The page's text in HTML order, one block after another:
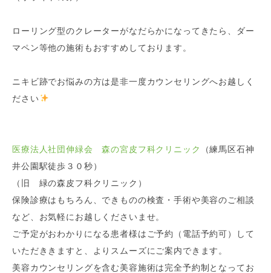
ローリング型のクレーターがなだらかになってきたら、ダー
マペン等他の施術もおすすめしております。
ニキビ跡でお悩みの方は是非一度カウンセリングへお越しく
ださい
医療法人社団伸緑会 森の宮皮フ科クリニック
（練馬区石神
井公園駅徒歩３０秒）
（旧 緑の森皮フ科クリニック）
保険診療はもちろん、できものの検査・手術や美容のご相談
など、お気軽にお越しくださいませ。
ご予定がおわかりになる患者様はご予約（電話予約可）して
いただききますと、よりスムーズにご案内できます。
美容カウンセリングを含む美容施術は完全予約制となってお